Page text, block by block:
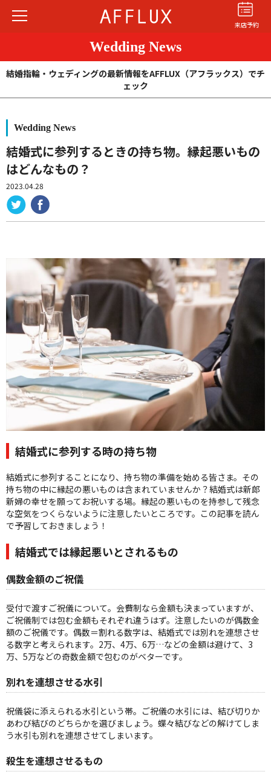
来店予約
セットリング
商品カテゴリ
ショップ
AFFLUXについて
ゆびわ言葉®
クオリティ
AFFLUXダイヤモンド
サービス
お役立ち記事
フェア・ニュース
ブログ・お客様の声
カタログ請求
06-7777-7370
よくあるご質問|会社概要|採用情報
お問い合わせ|プライバシーポリシー
Wedding News
結婚指輪・ウェディングの最新情報をAFFLUX（アフラックス）でチ
ェック
Wedding News
結婚式に参列するときの持ち物。縁起悪いもの
はどんなもの？
2023.04.28
結婚式に参列する時の持ち物
結婚式に参列することになり、持ち物の準備を始める皆さま。その
持ち物の中に縁起の悪いものは含まれていませんか？結婚式は新郎
新婦の幸せを願ってお祝いする場。縁起の悪いものを持参して残念
な空気をつくらないように注意したいところです。この記事を読ん
で予習しておきましょう！
結婚式では縁起悪いとされるもの
偶数金額のご祝儀
受付で渡すご祝儀について。会費制なら金額も決まっていますが、
ご祝儀制では包む金額もそれぞれ違うはず。注意したいのが偶数金
額のご祝儀です。偶数＝割れる数字は、結婚式では別れを連想させ
る数字と考えられます。2万、4万、6万…などの金額は避けて、3
万、5万などの奇数金額で包むのがベターです。
別れを連想させる水引
祝儀袋に添えられる水引という帯。ご祝儀の水引には、結び切りか
あわび結びのどちらかを選びましょう。蝶々結びなどの解けてしま
う水引も別れを連想させてしまいます。
殺生を連想させるもの